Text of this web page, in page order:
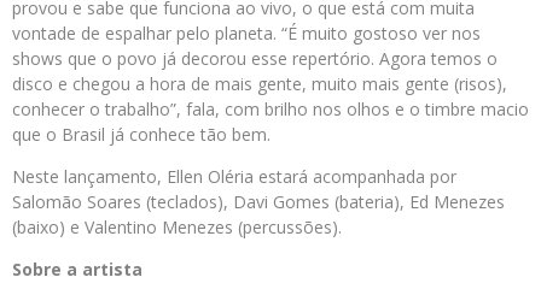
provou e sabe que funciona ao vivo, o que está com muita
vontade de espalhar pelo planeta. “É muito gostoso ver nos
shows que o povo já decorou esse repertório. Agora temos o
disco e chegou a hora de mais gente, muito mais gente (risos),
conhecer o trabalho”, fala, com brilho nos olhos e o timbre macio
que o Brasil já conhece tão bem.
Neste lançamento, Ellen Oléria estará acompanhada por
Salomão Soares (teclados), Davi Gomes (bateria), Ed Menezes
(baixo) e Valentino Menezes (percussões).
Sobre a artista